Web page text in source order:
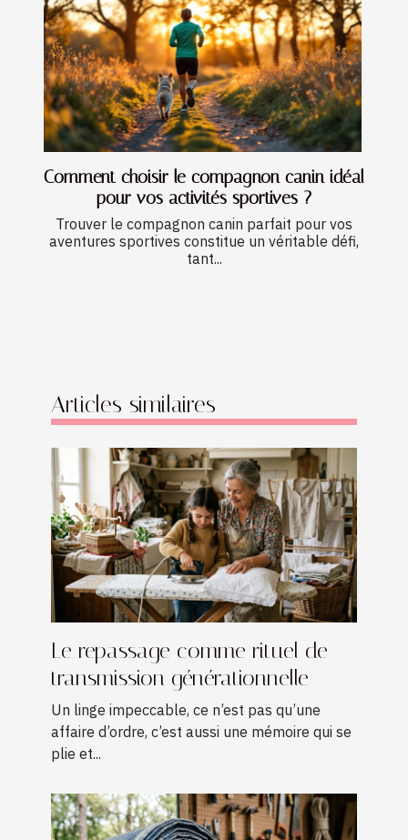
Comment choisir le compagnon canin idéal
pour vos activités sportives ?
Trouver le compagnon canin parfait pour vos
aventures sportives constitue un véritable défi,
tant...
Articles similaires
Le repassage comme rituel de
transmission générationnelle
Un linge impeccable, ce n’est pas qu’une
affaire d’ordre, c’est aussi une mémoire qui se
plie et...